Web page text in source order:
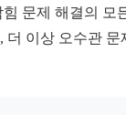
힘 문제 해결의 모
더 이상 오수관